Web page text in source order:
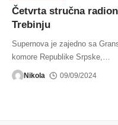
Četvrta stručna
Trebinju
Supernova je zajedno sa
komore Republike Srpske,
Nikola 09/09/2024